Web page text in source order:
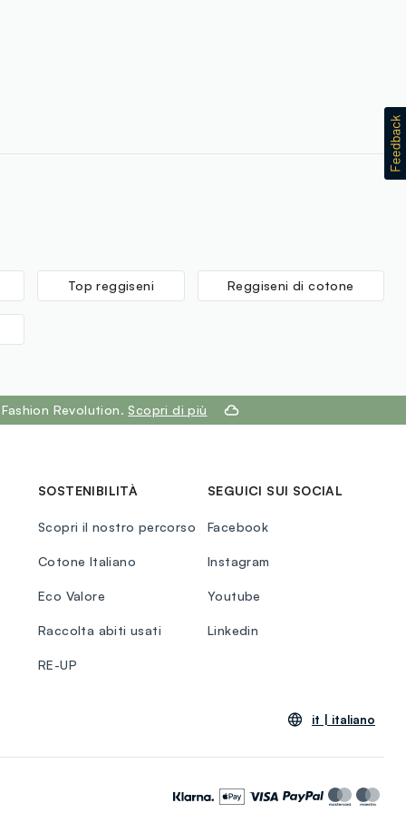
Top reggiseni Reggiseni di cotone
Revolution. Scopri di più
SOSTENIBILITÀ
Scopri il nostro percorso
Cotone Italiano
Eco Valore
Raccolta abiti usati
RE-UP
SEGUICI SUI SOCIAL
Facebook
Instagram
Youtube
Linkedin
it | italiano